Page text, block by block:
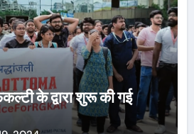
के द्वारा शुरू की गई